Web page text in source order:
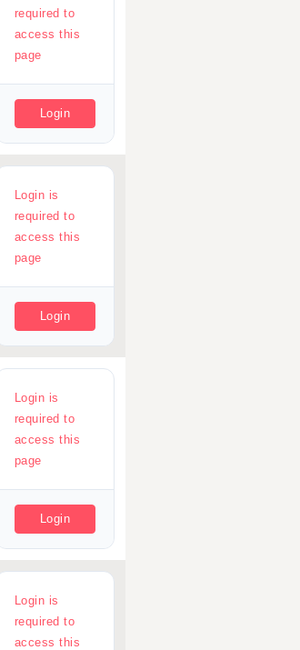
required to
access this
page
Login
Login is
required to
access this
page
Login
Login is
required to
access this
page
Login
Login is
required to
access this